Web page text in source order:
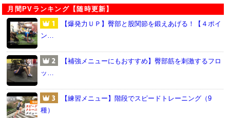
月間PVランキング【随時更新】
【爆発力ＵＰ】臀部と股関節を鍛えあげる！【４ポイ
ン…
【補強メニューにもおすすめ】臀部筋を刺激するフロ
ッ…
【練習メニュー】階段でスピードトレーニング（9
種）